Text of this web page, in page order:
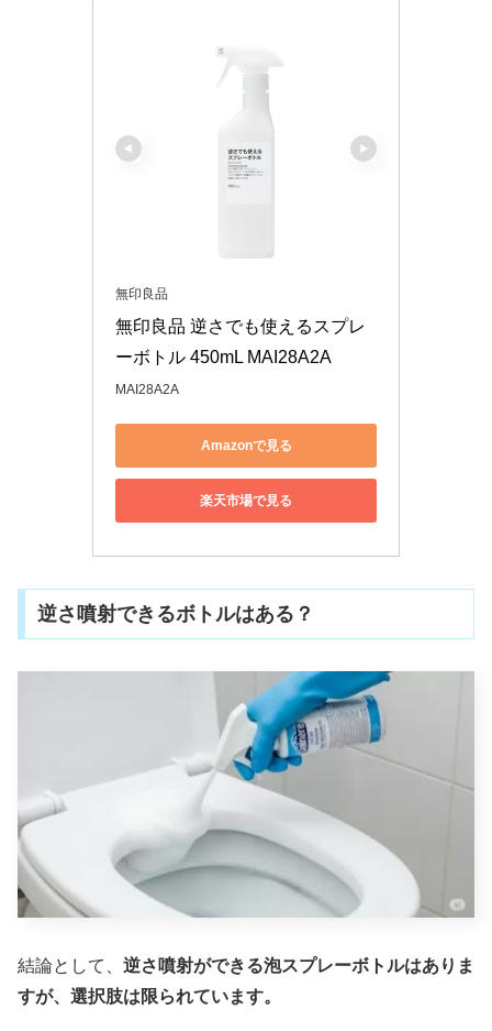
無印良品
無印良品 逆さでも使えるスプレ
ーボトル 450mL MAI28A2A
MAI28A2A
Amazonで見る
楽天市場で見る
逆さ噴射できるボトルはある？
結論として、 逆さ噴射ができる泡スプレーボトルはありま
すが、選択肢は限られています。